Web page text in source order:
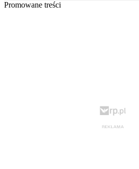
Promowane treści